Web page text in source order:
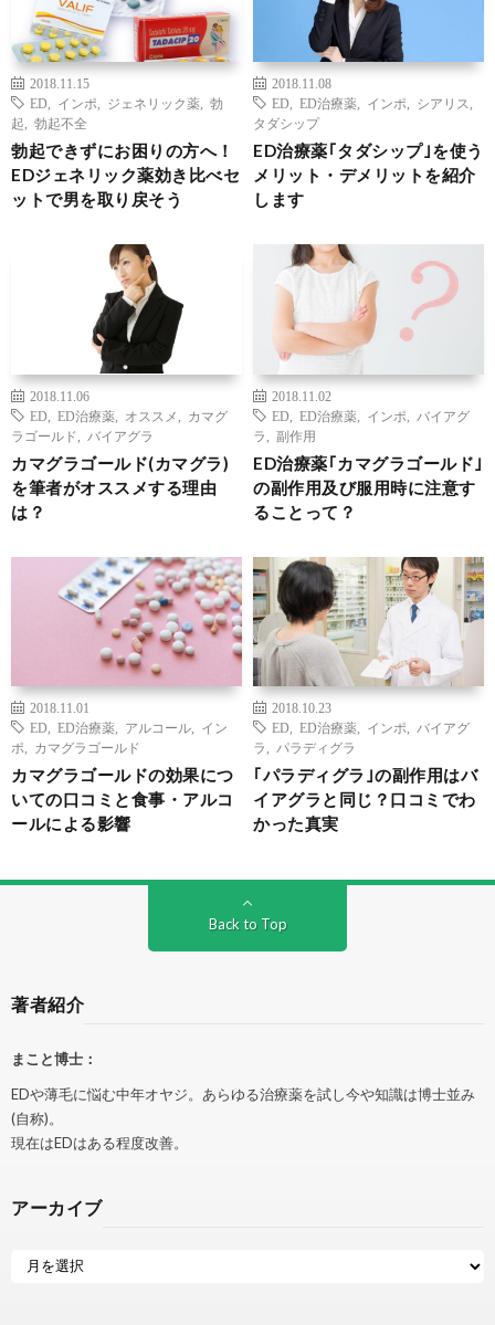
2018.11.15
ED
インポ ジェネリック薬
勃
起
勃起不全
勃起できずにお困りの方へ！
EDジェネリック薬効き比べセ
ットで男を取り戻そう
2018.11.08
ED
ED治療薬 インポ シアリス
タダシップ
ED治療薬｢タダシップ｣を使う
メリット・デメリットを紹介
します
2018.11.06
ED
ED治療薬 オススメ
カマグ
ラゴールド
バイアグラ
カマグラゴールド(カマグラ)
を筆者がオススメする理由
は？
2018.11.02
ED
ED治療薬 インポ
バイアグ
ラ
副作用
ED治療薬｢カマグラゴールド｣
の副作用及び服用時に注意す
ることって？
2018.11.01
ED
ED治療薬 アルコール
イン
ポ
カマグラゴールド
カマグラゴールドの効果につ
いての口コミと食事・アルコ
ールによる影響
2018.10.23
ED
ED治療薬 インポ
バイアグ
ラ
パラディグラ
｢パラディグラ｣の副作用はバ
イアグラと同じ？口コミでわ
かった真実
Back to Top
著者紹介
まこと博士：
EDや薄毛に悩む中年オヤジ。あらゆる治療薬を試し今や知識は博士並み
(自称)。
現在はEDはある程度改善。
アーカイブ